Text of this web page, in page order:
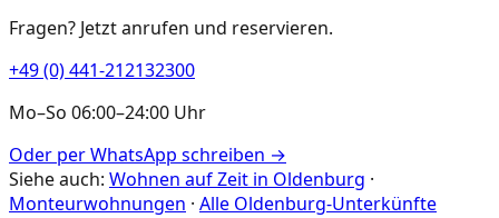
Fragen? Jetzt anrufen und reservieren.
+49 (0) 441-212132300
Mo–So 06:00–24:00 Uhr
Oder per WhatsApp schreiben →
Siehe auch: Wohnen auf Zeit in Oldenburg ·
Monteurwohnungen · Alle Oldenburg-Unterkünfte